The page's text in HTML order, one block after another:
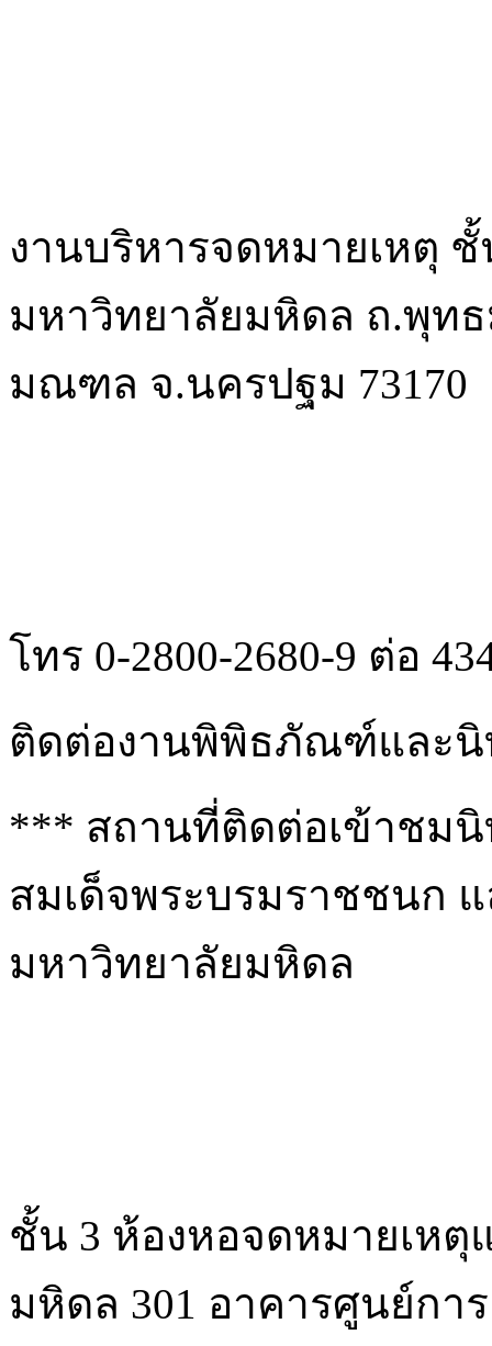
งานบริหารจดหมายเหตุ
มหาวิทยาลัยมหิดล ถ.พุท
มณฑล จ.นครปฐม 73170
โทร 0-2800-2680-9 ต่อ
ติดต่องานพิพิธภัณฑ์และนิ
*** สถานที่ติดต่อเข้าชมนิ
สมเด็จพระบรมราชชนก
มหาวิทยาลัยมหิดล
ชั้น 3 ห้องหอจดหมายเห
มหิดล 301 อาคารศูนย์กา